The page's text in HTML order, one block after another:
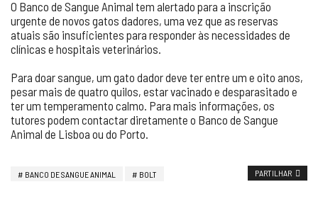
O Banco de Sangue Animal tem alertado para a inscrição
urgente de novos gatos dadores, uma vez que as reservas
atuais são insuficientes para responder às necessidades de
clínicas e hospitais veterinários.
Para doar sangue, um gato dador deve ter entre um e oito anos,
pesar mais de quatro quilos, estar vacinado e desparasitado e
ter um temperamento calmo. Para mais informações, os
tutores podem contactar diretamente o Banco de Sangue
Animal de Lisboa ou do Porto.
BANCO DE SANGUE ANIMAL BOLT PARTILHAR